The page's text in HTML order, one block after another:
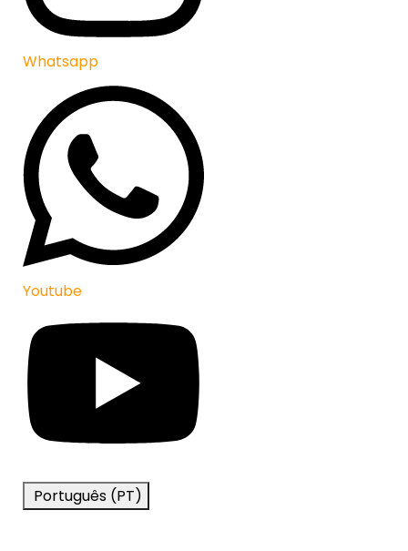
Whatsapp
Youtube
Português (PT)